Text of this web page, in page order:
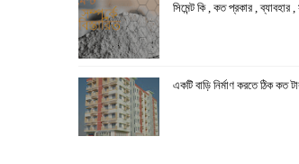
সিমেন্ট কি , কত প্রকার , ব্যাবহার ,
একটি বাড়ি নির্মাণ করতে ঠিক